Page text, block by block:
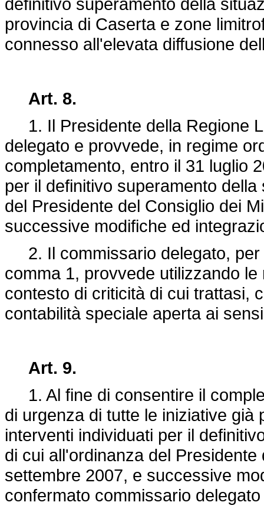
provincia di Caserta e zone
connesso all'elevata diffusione
Art. 8.
1. Il Presidente della Regione
delegato e provvede, in regime
completamento, entro il 31 luglio
per il definitivo superamento
del Presidente del Consiglio dei
successive modifiche ed
2. Il commissario delegato, per
comma 1, provvede utilizzando
contesto di criticità di cui trattasi,
contabilità speciale aperta ai
Art. 9.
1. Al fine di consentire il
di urgenza di tutte le iniziative
interventi individuati per il
di cui all'ordinanza del
settembre 2007, e successive
confermato commissario